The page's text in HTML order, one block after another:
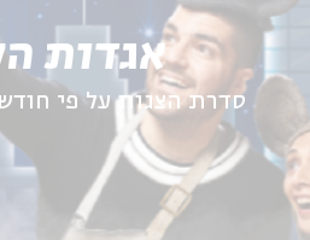
אגדות
סדרת הצגות על פי